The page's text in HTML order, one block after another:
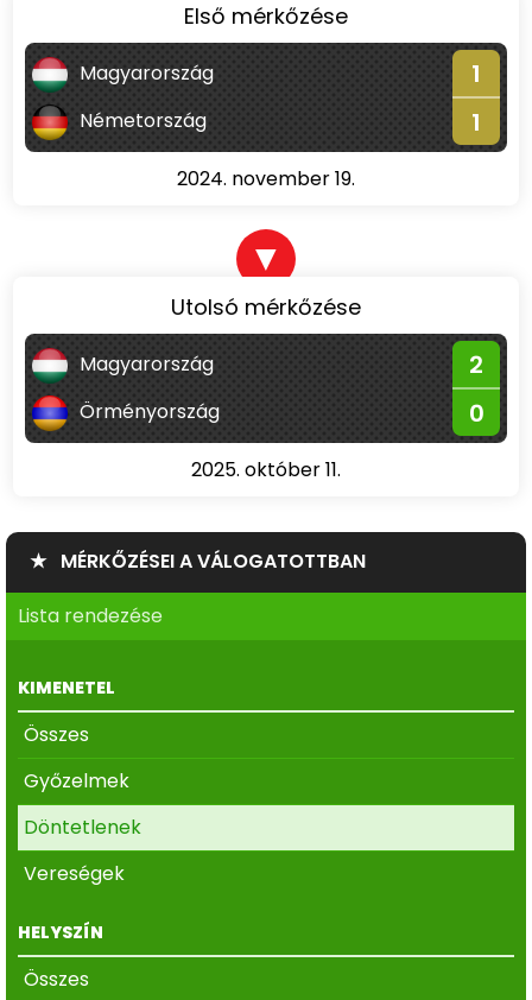
Első mérkőzése
Magyarország 1
Németország 1
2024. november 19.
▼
Utolsó mérkőzése
Magyarország 2
Örményország 0
2025. október 11.
★ MÉRKŐZÉSEI A VÁLOGATOTTBAN
Lista rendezése
KIMENETEL
Összes
Győzelmek
Döntetlenek
Vereségek
HELYSZÍN
Összes